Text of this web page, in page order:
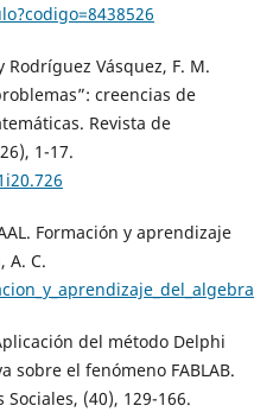
Rodríguez Vásquez, F. M.
creencias de
Revista de
1-17.
Formación y aprendizaje
A. C.
del método Delphi
el fenómeno FABLAB.
(40), 129-166.